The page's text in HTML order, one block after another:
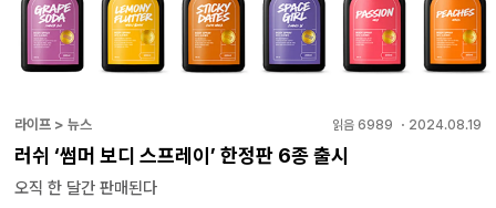
라이프 > 뉴스 읽음 6989 ・ 2024.08.19
러쉬 ‘썸머 보디 스프레이’ 한정판 6종 출시
오직 한 달간 판매된다